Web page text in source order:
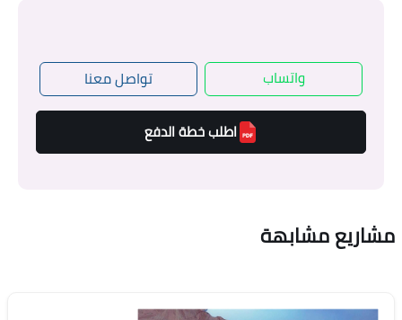
واتساب تواصل معنا
اطلب خطة الدفع
مشاريع مشابهة